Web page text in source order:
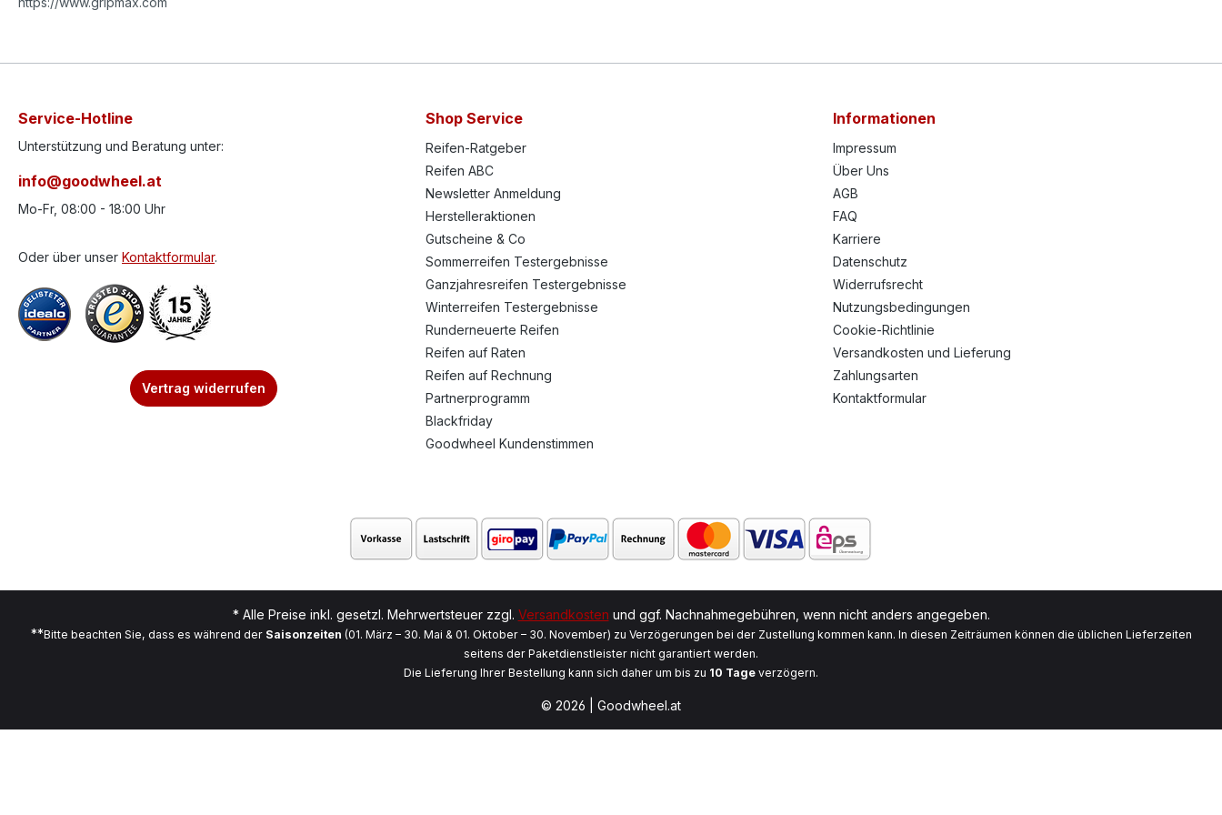
Service-Hotline
Unterstützung und Beratung unter:
info@goodwheel.at
Mo-Fr, 08:00 - 18:00 Uhr
Oder über unser Kontaktformular.
Vertrag widerrufen
Shop Service
Reifen-Ratgeber
Reifen ABC
Newsletter Anmeldung
Herstelleraktionen
Gutscheine & Co
Sommerreifen Testergebnisse
Ganzjahresreifen Testergebnisse
Winterreifen Testergebnisse
Runderneuerte Reifen
Reifen auf Raten
Reifen auf Rechnung
Partnerprogramm
Blackfriday
Goodwheel Kundenstimmen
Informationen
Impressum
Über Uns
AGB
FAQ
Karriere
Datenschutz
Widerrufsrecht
Nutzungsbedingungen
Cookie-Richtlinie
Versandkosten und Lieferung
Zahlungsarten
Kontaktformular
* Alle Preise inkl. gesetzl. Mehrwertsteuer zzgl. Versandkosten und ggf. Nachnahmegebühren, wenn nicht anders angegeben.
**Bitte beachten Sie, dass es während der Saisonzeiten (01. März – 30. Mai & 01. Oktober – 30. November) zu Verzögerungen bei der Zustellung kommen kann. In diesen Zeiträumen können die üblichen Lieferzeiten
seitens der Paketdienstleister nicht garantiert werden.
Die Lieferung Ihrer Bestellung kann sich daher um bis zu 10 Tage verzögern.
© 2026 | Goodwheel.at